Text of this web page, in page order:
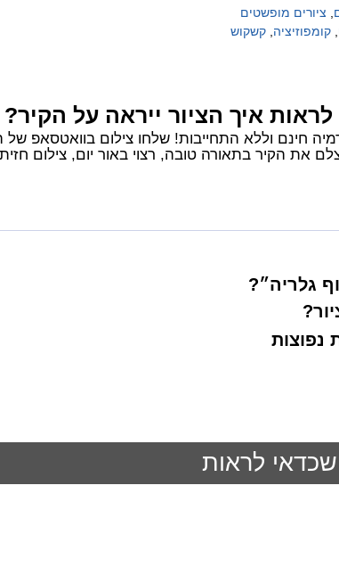
, ציורים מופשטים
, קומפוזיציה, קשקוש
לראות איך הציור ייראה על הקיר?
וללא התחייבות! שלחו צילום בוואטסאפ של הקיר שלכם ורשמו 2-3 שמות של ציורים
את הקיר בתאורה טובה, רצוי באור יום, צילום
גלריה״?
נפוצות
שכדאי לראות